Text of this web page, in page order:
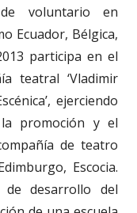
voluntario en
Ecuador, Bélgica,
participa en el
teatral ‘Vladimir
ejerciendo
promoción y el
de teatro
Escocia.
de desarrollo del